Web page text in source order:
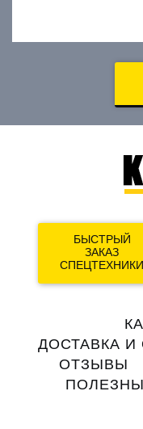
БЫСТРЫЙ
ЗАКАЗ
СПЕЦТЕХНИКИ
navigation
ДОСТАВКА И
ОТЗЫВЫ